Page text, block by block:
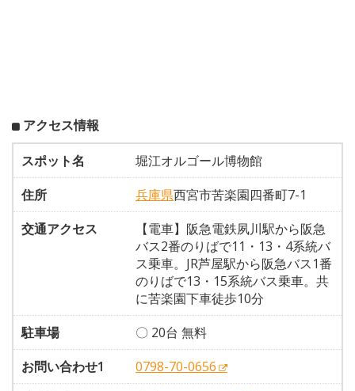
アクセス情報
スポット名
堀江オルゴール博物館
住所
兵庫県西宮市苦楽園四番町7-1
交通アクセス
【電車】阪急電鉄夙川駅から阪急
バス2番のりばで11・13・4系統バ
ス乗車。JR芦屋駅から阪急バス1番
のりばで13・15系統バス乗車。共
に苦楽園下車徒歩10分
駐車場
〇 20台 無料
お問い合わせ1
0798-70-0656